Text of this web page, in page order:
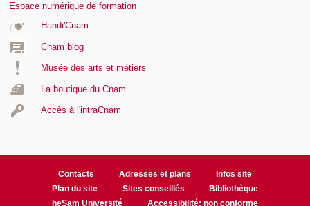
Espace numérique de formation
Handi'Cnam
Cnam blog
Musée des arts et métiers
La boutique du Cnam
Accès à l'intraCnam
Contacts Adresses et plans
Infos site
Plan du site
Sites conseillés
Bibliothèque
heSam Université
Accessibilité: non conforme